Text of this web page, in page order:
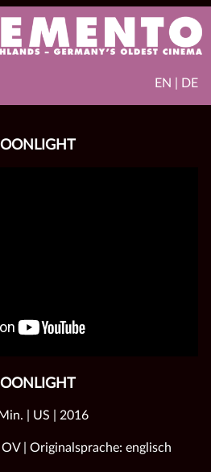
EN | DE
| US | 2016
| Originalsprache: englisch